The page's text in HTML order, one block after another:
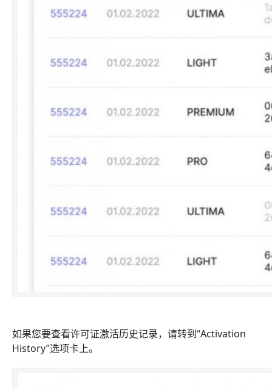
如果您要查看许可证激活历史记录，请转到“Activation
History”选项卡上。